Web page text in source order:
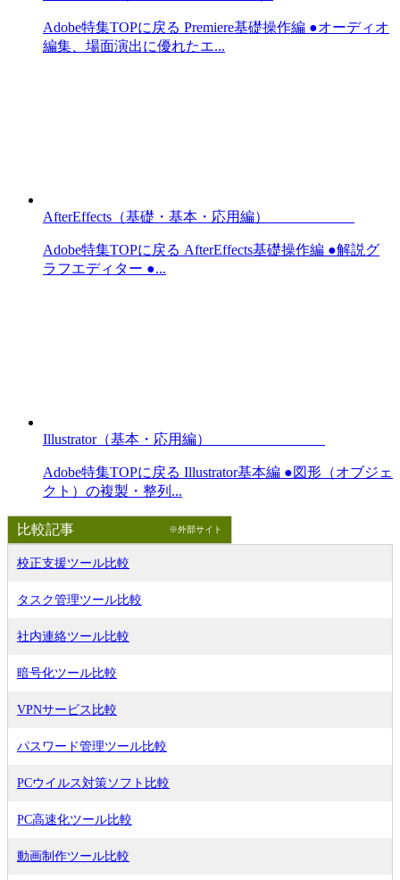
Adobe特集TOPに戻る Premiere基礎操作編 ●オーディオ
編集、場面演出に優れたエ...
AfterEffects（基礎・基本・応用編）
Adobe特集TOPに戻る AfterEffects基礎操作編 ●解説グ
ラフエディター ●...
Illustrator（基本・応用編）
Adobe特集TOPに戻る Illustrator基本編 ●図形（オブジェ
クト）の複製・整列...
比較記事 ※外部サイト
校正支援ツール比較
タスク管理ツール比較
社内連絡ツール比較
暗号化ツール比較
VPNサービス比較
パスワード管理ツール比較
PCウイルス対策ソフト比較
PC高速化ツール比較
動画制作ツール比較